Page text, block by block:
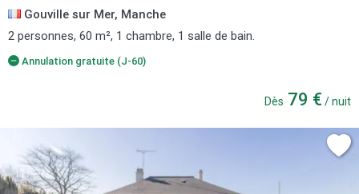
Gouville sur Mer, Manche
2 personnes, 60 m², 1 chambre, 1 salle de bain.
Annulation gratuite (J-60)
Dès 79 € / nuit